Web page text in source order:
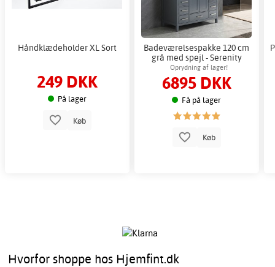
Håndklædeholder XL Sort
249 DKK
På lager
Køb
Badeværelsespakke 120 cm
grå med spejl - Serenity
Oprydning af lager!
6895 DKK
Få på lager
Køb
Hvorfor shoppe hos Hjemfint.dk